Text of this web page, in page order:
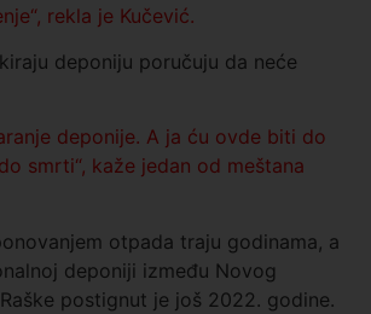
rekla je Kučević.
deponiju poručuju da neće
deponije. A ja ću ovde biti do
smrti“, kaže jedan od meštana
otpada traju godinama, a
deponiji između Novog
postignut je još 2022. godine.